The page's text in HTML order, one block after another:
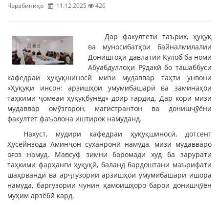
Чорабиниҳо 11.12.2025 426
Дар факултети таърих, ҳуқуқ
ва муносибатҳои байналмилалии
Донишгоҳи давлатии Кӯлоб ба номи
Абуабдуллоҳи Рӯдакӣ бо ташаббуси
кафедраи ҳуқуқшиносӣ мизи мудаввар таҳти унвони
«Ҳуқуқи инсон: арзишҳои умумибашарӣ ва заминаҳои
таҳкими ҷомеаи ҳуқуқбунёд» доир гардид. Дар кори мизи
мудаввар омӯзгорон, магистрантон ва донишҷӯёни
факултет фаъолона иштирок намуданд.
Нахуст, мудири кафедраи ҳуқуқшиносӣ, дотсент
Ҳусейнзода Аминҷон суханронӣ намуда, мизи мудавваро
оғоз намуд. Мавсуф зимни баромади худ ба зарурати
таҳкими фарҳанги ҳуқуқӣ, баланд бардоштани маърифати
шаҳрвандӣ ва арҷгузории арзишҳои умумибашарӣ ишора
намуда, баргузории чунин ҳамоишҳоро барои донишҷӯён
муҳим арзёбӣ кард.